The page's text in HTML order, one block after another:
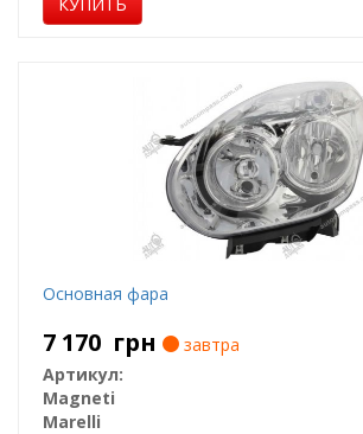
Основная фара
7 170 грн
завтра
Артикул:
Magneti
Marelli